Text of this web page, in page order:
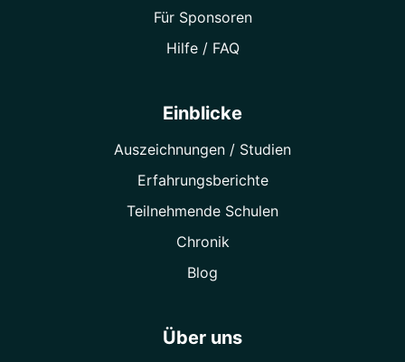
Für Sponsoren
Hilfe / FAQ
Einblicke
Auszeichnungen / Studien
Erfahrungsberichte
Teilnehmende Schulen
Chronik
Blog
Über uns